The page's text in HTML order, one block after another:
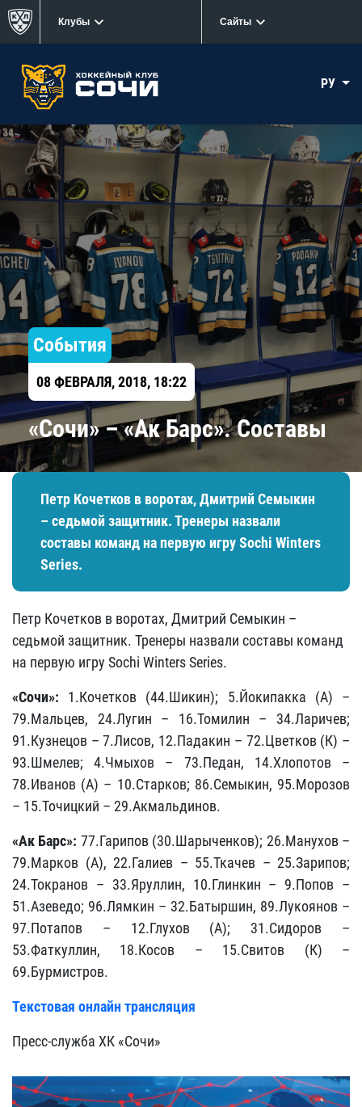
Клубы Сайты
РУ
События
08 ФЕВРАЛЯ, 2018, 18:22
«Сочи» – «Ак Барс». Составы
Петр Кочетков в воротах, Дмитрий Семыкин
– седьмой защитник. Тренеры назвали
составы команд на первую игру Sochi Winters
Series.
Петр Кочетков в воротах, Дмитрий Семыкин –
седьмой защитник. Тренеры назвали составы команд
на первую игру Sochi Winters Series.
«Сочи»: 1.Кочетков (44.Шикин); 5.Йокипакка (А) –
79.Мальцев, 24.Лугин – 16.Томилин – 34.Ларичев;
91.Кузнецов – 7.Лисов, 12.Падакин – 72.Цветков (К) –
93.Шмелев; 4.Чмыхов – 73.Педан, 14.Хлопотов –
78.Иванов (А) – 10.Старков; 86.Семыкин, 95.Морозов
– 15.Точицкий – 29.Акмальдинов.
«Ак Барс»: 77.Гарипов (30.Шарыченков); 26.Манухов –
79.Марков (А), 22.Галиев – 55.Ткачев – 25.Зарипов;
24.Токранов – 33.Яруллин, 10.Глинкин – 9.Попов –
51.Азеведо; 96.Лямкин – 32.Батыршин, 89.Лукоянов –
97.Потапов – 12.Глухов (А); 31.Сидоров –
53.Фаткуллин, 18.Косов – 15.Свитов (К) –
69.Бурмистров.
Текстовая онлайн трансляция
Пресс-служба ХК «Сочи»